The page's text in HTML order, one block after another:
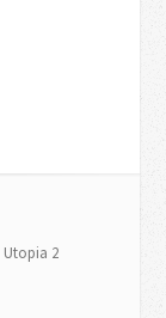
Utopia 2